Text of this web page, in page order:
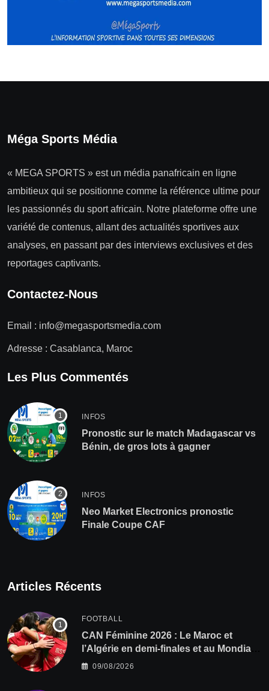
Méga Sports Média
« MEGA SPORTS » est un média panafricain en ligne
ambitieux qui se positionne comme la référence ultime pour
les passionnés du sport africain. Notre plateforme offre une
variété de contenus, allant des actualités sportives aux
analyses, en passant par des interviews exclusives et des
reportages captivants.
Contactez-Nous
Email : info@megasportsmedia.com
Adresse : Casablanca, Maroc
Les Plus Commentés
INFOS
Pronostic sur le match Madagascar vs
Bénin, de gros lots à gagner
INFOS
Neo Market Electronics pronostic
Finale Coupe CAF
Articles Récents
FOOTBALL
CAN Féminine 2026 : Le Maroc et
l’Algérie en demi-finales et au Mondial
2027 !
09/08/2026